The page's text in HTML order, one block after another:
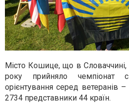
Місто Кошице, що в
року прийняло чемпіонат
орієнтування серед ветеранів
2734 представники 44 країн.